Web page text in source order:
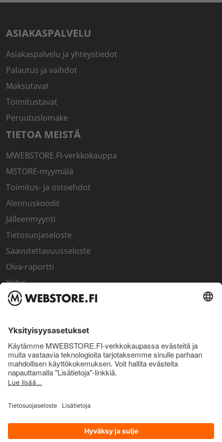
ASIAKASPALVELU
Asiakaspalvelu ja yhteystiedot
Palautus ja vaihdot
Maksutavat
Toimitustavat
Peruutuslomake
TIETOA MEISTÄ
MWEBSTORE.FI-verkkokauppa
MSTORE-myymälä
Toimitus- ja ostoehdot
Alennuskoodit
Jälleenmyynti
Tietosuojaseloste
Saavutettavuusseloste
Oiva-raportti
Yritys
SISÄPIIRI
Sisäpiirin bonusohjelma
Uutiskirje
Uutiset ja artikkelit